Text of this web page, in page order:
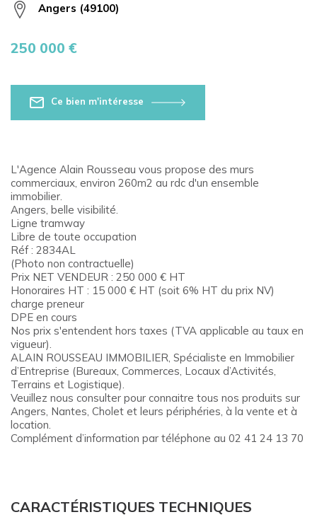
Angers (49100)
250 000 €
Ce bien m'intéresse
L'Agence Alain Rousseau vous propose des murs
commerciaux, environ 260m2 au rdc d'un ensemble
immobilier.
Angers, belle visibilité.
Ligne tramway
Libre de toute occupation
Réf : 2834AL
(Photo non contractuelle)
Prix NET VENDEUR : 250 000 € HT
Honoraires HT : 15 000 € HT (soit 6% HT du prix NV)
charge preneur
DPE en cours
Nos prix s'entendent hors taxes (TVA applicable au taux en
vigueur).
ALAIN ROUSSEAU IMMOBILIER, Spécialiste en Immobilier
d’Entreprise (Bureaux, Commerces, Locaux d’Activités,
Terrains et Logistique).
Veuillez nous consulter pour connaitre tous nos produits sur
Angers, Nantes, Cholet et leurs périphéries, à la vente et à
location.
Complément d’information par téléphone au 02 41 24 13 70
CARACTÉRISTIQUES TECHNIQUES